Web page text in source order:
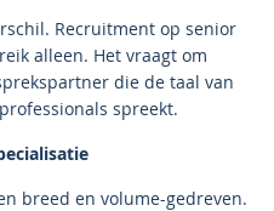
Recruitment op senior
alleen. Het vraagt om
die de taal van
spreekt.
breed en volume-gedreven.